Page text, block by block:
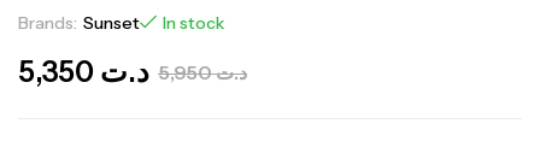
Brands: Sunset In stock
د.ت5,950 د.ت